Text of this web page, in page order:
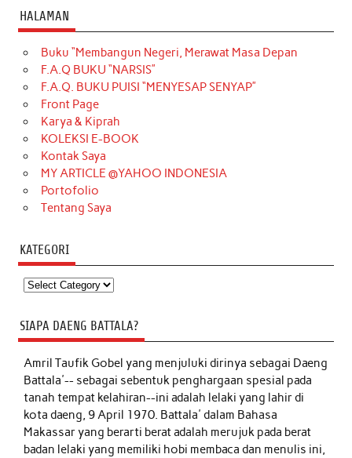
HALAMAN
Buku “Membangun Negeri, Merawat Masa Depan
F.A.Q BUKU “NARSIS”
F.A.Q. BUKU PUISI “MENYESAP SENYAP”
Front Page
Karya & Kiprah
KOLEKSI E-BOOK
Kontak Saya
MY ARTICLE @YAHOO INDONESIA
Portofolio
Tentang Saya
KATEGORI
Kategori
SIAPA DAENG BATTALA?
Amril Taufik Gobelyang menjuluki dirinya sebagai Daeng
Battala'-- sebagai sebentuk penghargaan spesial pada
tanah tempat kelahiran--ini adalah lelaki yang lahir di
kota daeng, 9 April 1970. Battala' dalam Bahasa
Makassar yang berarti berat adalah merujuk pada berat
badan lelaki yang memiliki hobi membaca dan menulis ini,